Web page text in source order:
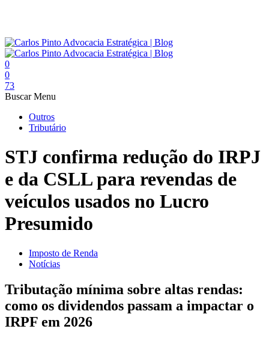
0
0
73
Buscar Menu
Outros
Tributário
STJ confirma redução do IRPJ
e da CSLL para revendas de
veículos usados no Lucro
Presumido
Imposto de Renda
Notícias
Tributação mínima sobre altas rendas:
como os dividendos passam a impactar o
IRPF em 2026